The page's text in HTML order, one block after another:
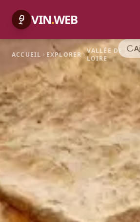
VIN.WEB
ACCUEIL EXPLORER
VALLÉE DE LA
LOIRE